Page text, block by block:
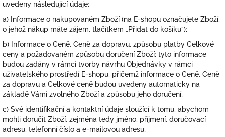
uvedeny následující údaje:
a) Informace o nakupovaném Zboží (na E-shopu označujete Zboží,
o jehož nákup máte zájem, tlačítkem „Přidat do košíku“);
b) Informace o Ceně, Ceně za dopravu, způsobu platby Celkové
ceny a požadovaném způsobu doručení Zboží; tyto informace
budou zadány v rámci tvorby návrhu Objednávky v rámci
uživatelského prostředí E-shopu, přičemž informace o Ceně, Ceně
za dopravu a Celkové ceně budou uvedeny automaticky na
základě Vámi zvolného Zboží a způsobu jeho doručení;
c) Své identifikační a kontaktní údaje sloužící k tomu, abychom
mohli doručit Zboží, zejména tedy jméno, příjmení, doručovací
adresu, telefonní číslo a e-mailovou adresu;